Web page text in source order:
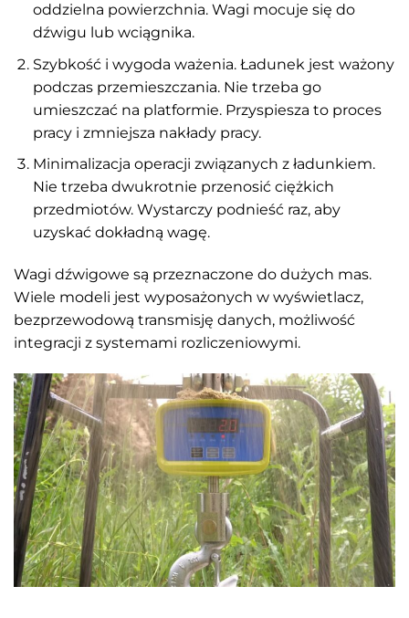
oddzielna powierzchnia. Wagi mocuje się do
dźwigu lub wciągnika.
Szybkość i wygoda ważenia. Ładunek jest ważony
podczas przemieszczania. Nie trzeba go
umieszczać na platformie. Przyspiesza to proces
pracy i zmniejsza nakłady pracy.
Minimalizacja operacji związanych z ładunkiem.
Nie trzeba dwukrotnie przenosić ciężkich
przedmiotów. Wystarczy podnieść raz, aby
uzyskać dokładną wagę.
Wagi dźwigowe są przeznaczone do dużych mas.
Wiele modeli jest wyposażonych w wyświetlacz,
bezprzewodową transmisję danych, możliwość
integracji z systemami rozliczeniowymi.